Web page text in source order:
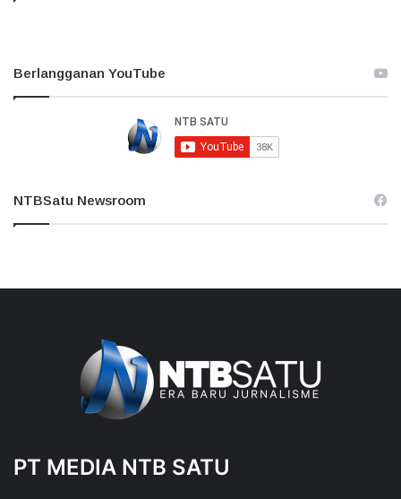
Berlangganan YouTube
NTBSatu Newsroom
PT MEDIA NTB SATU